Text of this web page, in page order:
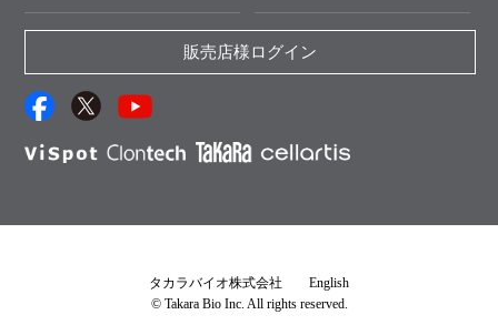
抗体検索サイト
資料請求 受託関連
資料請求 核酸抽出・精製カタログ
サンプル請求一覧
プロトコール集
説明書・CoA・SDSを探す
販売店様ログイン
タカラバイオ株式会社
English
© Takara Bio Inc. All rights reserved.